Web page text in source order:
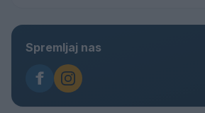
Spremljaj nas